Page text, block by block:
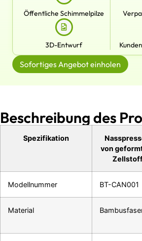
Öffentliche Schimmelpilze
3D-Entwurf
Sofortiges Angebot einholen
Beschreibung des
Spezifikation
von
Modellnummer BT-CAN001
Material